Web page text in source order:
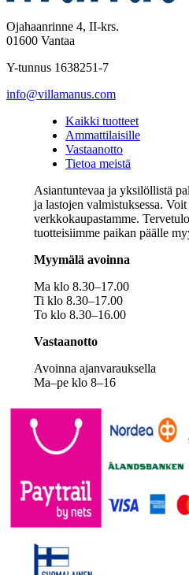
Ojahaanrinne 4, II-krs.
01600 Vantaa
Y-tunnus 1638251-7
info@villamanus.com
Kaikki tuotteet
Ammattilaisille
Vastaanotto
Tietoa meistä
Asiantuntevaa ja yksilöllistä
ja lastojen valmistuksessa.
verkkokaupastamme.
tuotteisiimme paikan päälle
Myymälä avoinna
Ma klo 8.30–17.00
Ti klo 8.30–17.00
To klo 8.30–16.00
Vastaanotto
Avoinna ajanvarauksella
Ma–pe klo 8–16